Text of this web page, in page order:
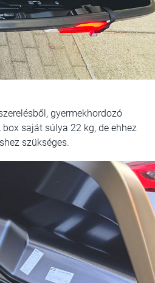
gyermekhordozó
saját súlya 22 kg, de ehhez
szükséges.